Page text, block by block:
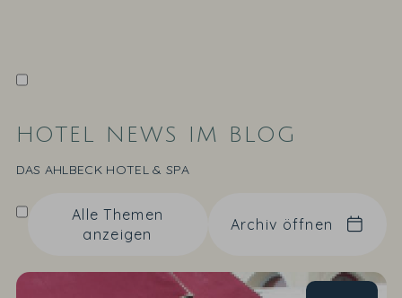
HOTEL NEWS IM BLOG
DAS AHLBECK HOTEL & SPA
Alle Themen
anzeigen
Archiv öffnen